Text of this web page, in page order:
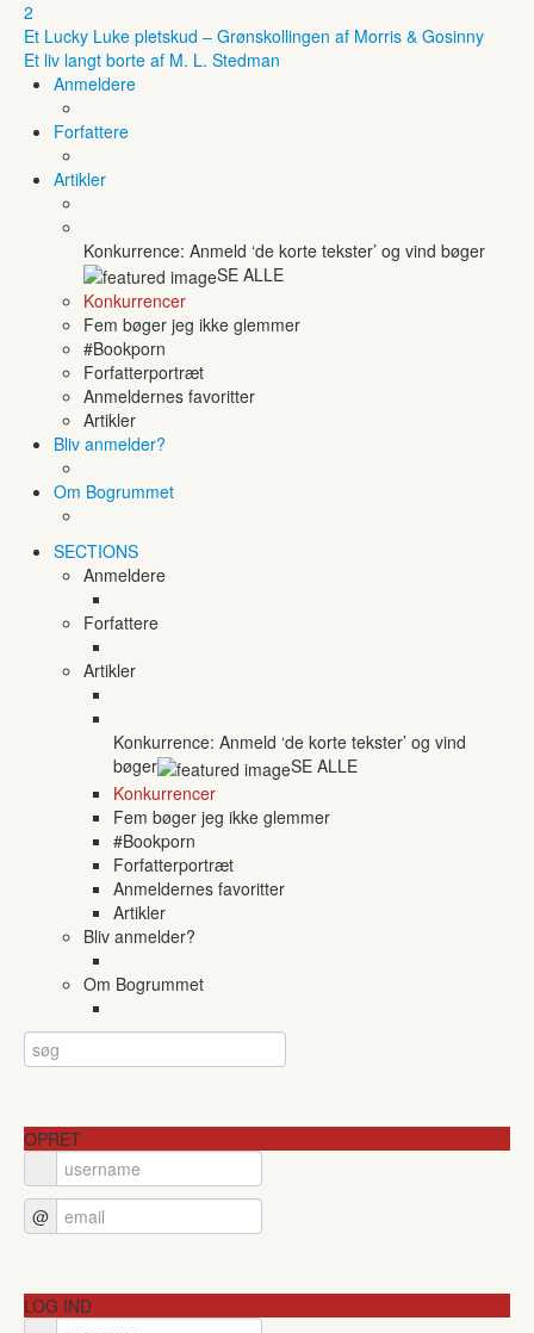
2
Et Lucky Luke pletskud – Grønskollingen af Morris & Gosinny
Et liv langt borte af M. L. Stedman
Anmeldere
Forfattere
Artikler
Konkurrence: Anmeld ‘de korte tekster’ og vind bøger
SE ALLE
Konkurrencer
Fem bøger jeg ikke glemmer
#Bookporn
Forfatterportræt
Anmeldernes favoritter
Artikler
Bliv anmelder?
Om Bogrummet
SECTIONS
Anmeldere
Forfattere
Artikler
Konkurrence: Anmeld ‘de korte tekster’ og vind
bøger
SE ALLE
Konkurrencer
Fem bøger jeg ikke glemmer
#Bookporn
Forfatterportræt
Anmeldernes favoritter
Artikler
Bliv anmelder?
Om Bogrummet
OPRET
@
LOG IND